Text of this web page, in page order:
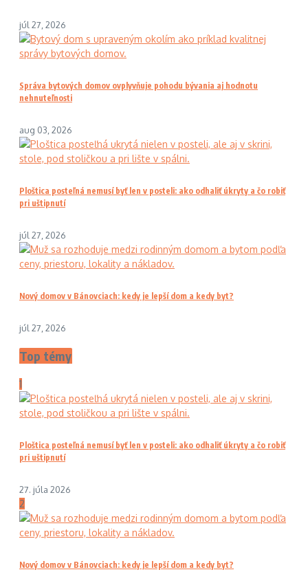
júl 27, 2026
Správa bytových domov ovplyvňuje pohodu bývania aj hodnotu
nehnuteľnosti
aug 03, 2026
Ploštica posteľná nemusí byť len v posteli: ako odhaliť úkryty a čo robiť
pri uštipnutí
júl 27, 2026
Nový domov v Bánovciach: kedy je lepší dom a kedy byt?
júl 27, 2026
Top témy
1
Ploštica posteľná nemusí byť len v posteli: ako odhaliť úkryty a čo robiť
pri uštipnutí
27. júla 2026
2
Nový domov v Bánovciach: kedy je lepší dom a kedy byt?